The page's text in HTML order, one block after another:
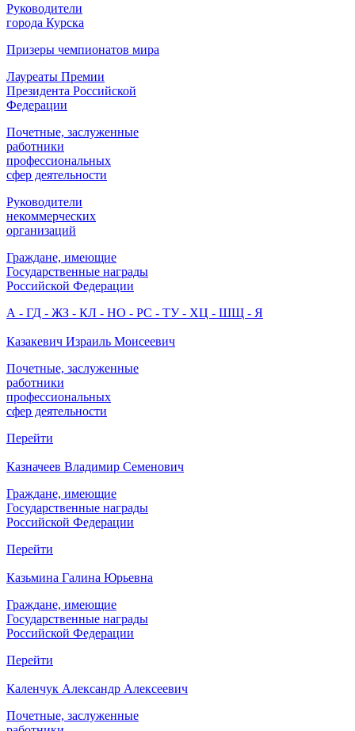
Руководители
города Курска
Призеры чемпионатов мира
Лауреаты Премии
Президента Российской
Федерации
Почетные, заслуженные
работники
профессиональных
сфер деятельности
Руководители
некоммерческих
организаций
Граждане, имеющие
Государственные награды
Российской Федерации
А - ГД - ЖЗ - КЛ - НО - РС - ТУ - ХЦ - ШЩ - Я
Казакевич Израиль Моисеевич
Почетные, заслуженные
работники
профессиональных
сфер деятельности
Перейти
Казначеев Владимир Семенович
Граждане, имеющие
Государственные награды
Российской Федерации
Перейти
Казьмина Галина Юрьевна
Граждане, имеющие
Государственные награды
Российской Федерации
Перейти
Каленчук Александр Алексеевич
Почетные, заслуженные